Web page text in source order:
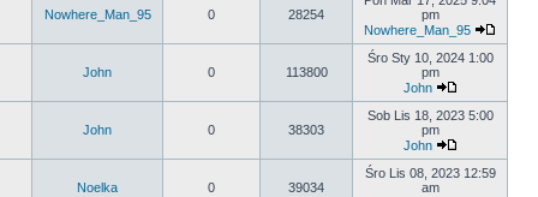
Nowhere_Man_95 0 28254
pm
Nowhere_Man_95
John 0 113800
Śro Sty 10, 2024 1:00
pm
John
John 0 38303
Sob Lis 18, 2023 5:00
pm
John
Noelka 0 39034
Śro Lis 08, 2023 12:59
am